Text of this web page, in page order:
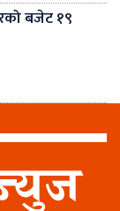
बजेट १९